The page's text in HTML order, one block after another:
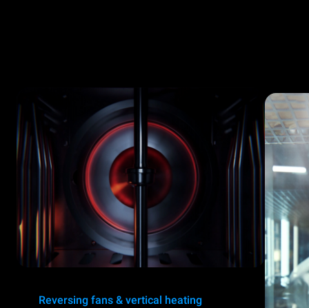
Reversing fans & vertical heating